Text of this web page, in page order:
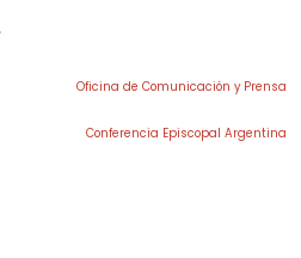
Oficina de Comunicación y Prensa
Conferencia Episcopal Argentina